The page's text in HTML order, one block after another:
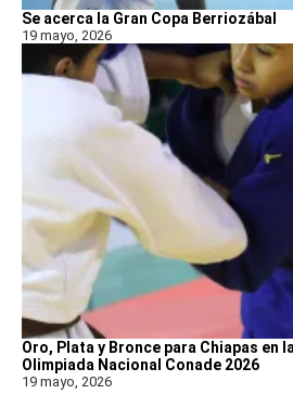
Se acerca la Gran Copa Berriozábal
19 mayo, 2026
Oro, Plata y Bronce para Chiapas en
Olimpiada Nacional Conade 2026
19 mayo, 2026